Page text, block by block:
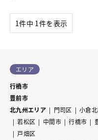
1件中 1件を表示
エリア
行橋市
豊前市
北九州エリア
門司区 小倉
若松区
中間市 行橋市
戸畑区